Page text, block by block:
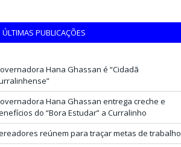
ÚLTIMAS PUBLICAÇÕES
Hana Ghassan é “Cidadã
Hana Ghassan entrega creche e
do “Bora Estudar” a Curralinho
reúnem para traçar metas de trabalho